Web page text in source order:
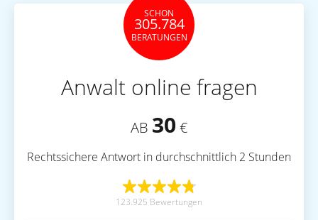
SCHON
305.784
BERATUNGEN
Anwalt online fragen
AB 30 €
Rechtssichere Antwort in durchschnittlich 2 Stunden
123.925 Bewertungen